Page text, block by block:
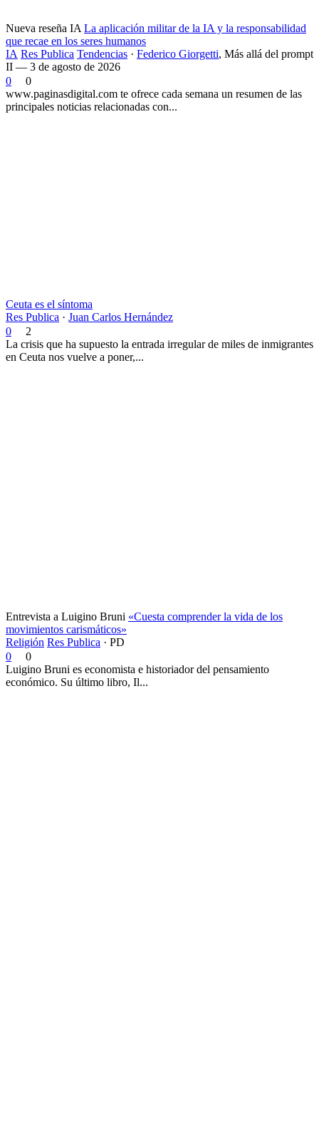
Nueva reseña IA La aplicación militar de la IA y la responsabilidad
que recae en los seres humanos
IA Res Publica Tendencias · Federico Giorgetti, Más allá del prompt
II — 3 de agosto de 2026
0
0
www.paginasdigital.com te ofrece cada semana un resumen de las
principales noticias relacionadas con...
Ceuta es el síntoma
Res Publica · Juan Carlos Hernández
0
2
La crisis que ha supuesto la entrada irregular de miles de inmigrantes
en Ceuta nos vuelve a poner,...
Entrevista a Luigino Bruni «Cuesta comprender la vida de los
movimientos carismáticos»
Religión Res Publica · PD
0
0
Luigino Bruni es economista e historiador del pensamiento
económico. Su último libro, Il...